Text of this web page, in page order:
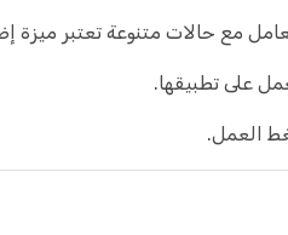
مع حالات متنوعة تعتبر ميزة
على تطبيقها.
العمل.